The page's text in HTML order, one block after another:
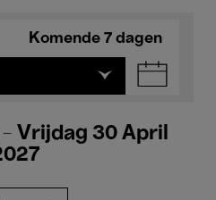
Komende 7 dagen
Vrijdag 30 April